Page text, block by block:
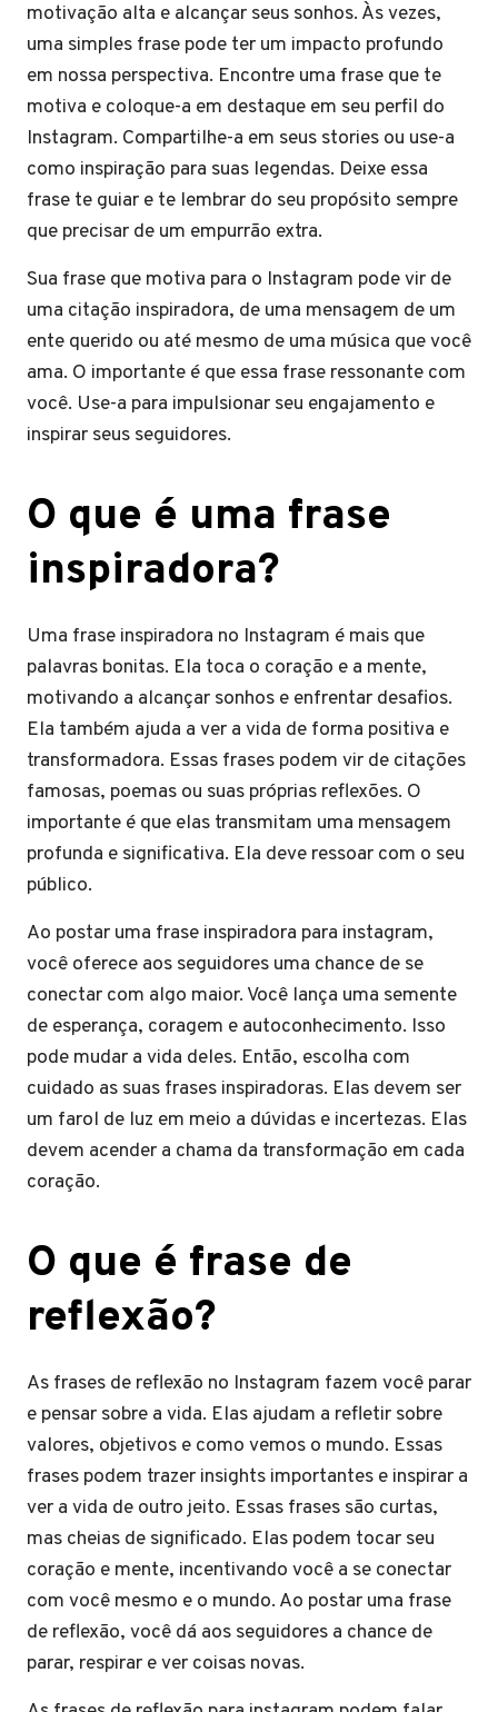
motivação alta e alcançar seus sonhos. Às vezes,
uma simples frase pode ter um impacto profundo
em nossa perspectiva. Encontre uma frase que te
motiva e coloque-a em destaque em seu perfil do
Instagram. Compartilhe-a em seus stories ou use-a
como inspiração para suas legendas. Deixe essa
frase te guiar e te lembrar do seu propósito sempre
que precisar de um empurrão extra.
Sua frase que motiva para o Instagram pode vir de
uma citação inspiradora, de uma mensagem de um
ente querido ou até mesmo de uma música que você
ama. O importante é que essa frase ressonante com
você. Use-a para impulsionar seu engajamento e
inspirar seus seguidores.
O que é uma frase
inspiradora?
Uma frase inspiradora no Instagram é mais que
palavras bonitas. Ela toca o coração e a mente,
motivando a alcançar sonhos e enfrentar desafios.
Ela também ajuda a ver a vida de forma positiva e
transformadora. Essas frases podem vir de citações
famosas, poemas ou suas próprias reflexões. O
importante é que elas transmitam uma mensagem
profunda e significativa. Ela deve ressoar com o seu
público.
Ao postar uma frase inspiradora para instagram,
você oferece aos seguidores uma chance de se
conectar com algo maior. Você lança uma semente
de esperança, coragem e autoconhecimento. Isso
pode mudar a vida deles. Então, escolha com
cuidado as suas frases inspiradoras. Elas devem ser
um farol de luz em meio a dúvidas e incertezas. Elas
devem acender a chama da transformação em cada
coração.
O que é frase de
reflexão?
As frases de reflexão no Instagram fazem você parar
e pensar sobre a vida. Elas ajudam a refletir sobre
valores, objetivos e como vemos o mundo. Essas
frases podem trazer insights importantes e inspirar a
ver a vida de outro jeito. Essas frases são curtas,
mas cheias de significado. Elas podem tocar seu
coração e mente, incentivando você a se conectar
com você mesmo e o mundo. Ao postar uma frase
de reflexão, você dá aos seguidores a chance de
parar, respirar e ver coisas novas.